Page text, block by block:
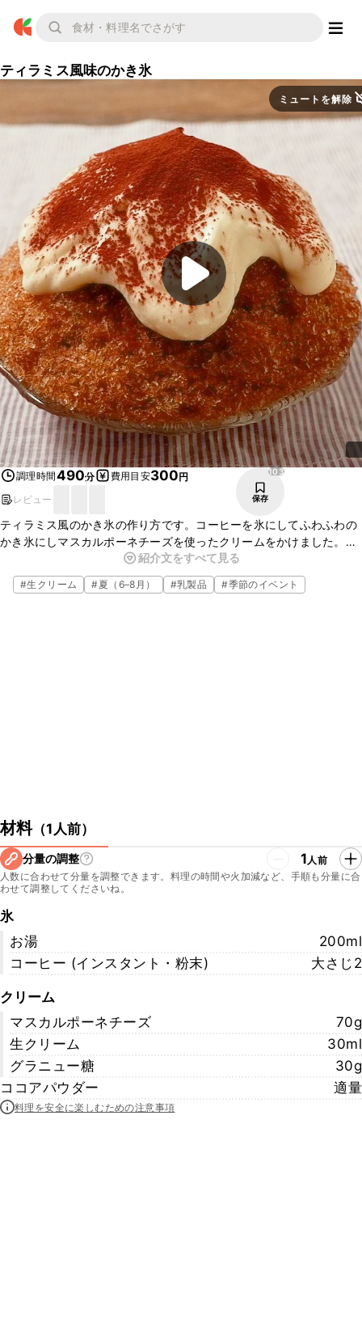
ティラミス風味のかき氷
ミュートを解除
調理時間490分 費用目安300円
レビュー
103
保存
ティラミス風のかき氷の作り方です。コーヒーを氷にしてふわふわの
かき氷にしマスカルポーネチーズを使ったクリームをかけました。ほ
ろ苦い氷にマスカルポーネチーズクリームがとてもよく合いティラミ
スのような味わいをお楽しみいただけますよ。ぜひお試しください。
紹介文をすべて見る
#生クリーム #夏（6–8月） #乳製品 #季節のイベント
材料（1人前）
分量の調整 1人前
人数に合わせて分量を調整できます。料理の時間や火加減など、手順も分量に合
わせて調整してくださいね。
氷
お湯
200ml
コーヒー (インスタント・粉末)
大さじ2
クリーム
マスカルポーネチーズ
70g
生クリーム
30ml
グラニュー糖
30g
ココアパウダー
適量
料理を安全に楽しむための注意事項